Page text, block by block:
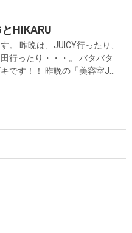
HIKARU
。 昨晩は、JUICY行ったり、
行ったり・・・。 バタバタ
です！！ 昨晩の「美容室J...